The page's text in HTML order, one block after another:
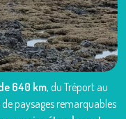
640 km, du Tréport au
paysages remarquables